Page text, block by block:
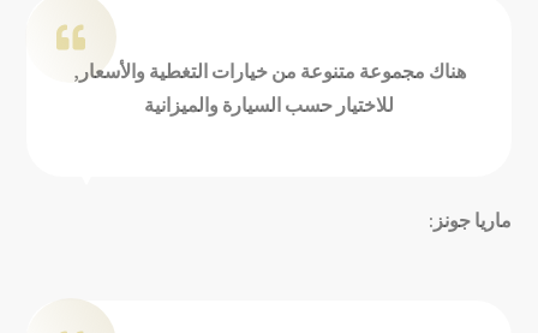
هناك مجموعة متنوعة من خيارات التغطية والأسعار,
للاختيار حسب السيارة والميزانية
ماريا جونز: